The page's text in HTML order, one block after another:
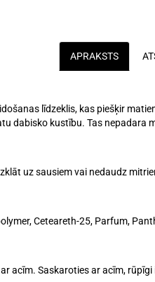
APRAKSTS
līdzeklis, kas piešķir
dabisko kustību. Tas
uz sausiem vai nedaudz
Ceteareth-25, Parfum,
acīm. Saskaroties ar acīm,